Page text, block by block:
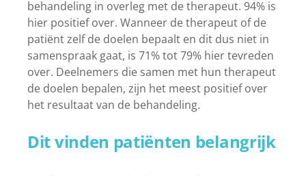
behandeling in overleg met de therapeut. 94% is
hier positief over. Wanneer de therapeut of de
patiënt zelf de doelen bepaalt en dit dus niet in
samenspraak gaat, is 71% tot 79% hier tevreden
over. Deelnemers die samen met hun therapeut
de doelen bepalen, zijn het meest positief over
het resultaat van de behandeling.
Dit vinden patiënten belangrijk